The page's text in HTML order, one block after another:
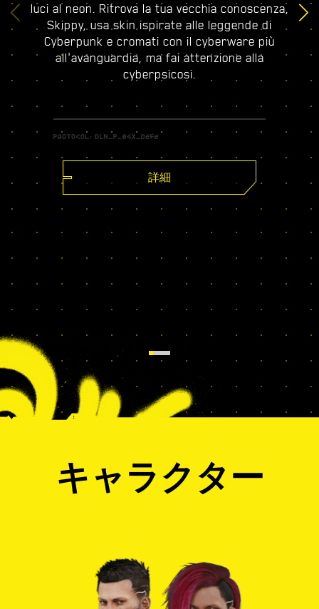
luci al neon. Ritrova la tua vecchia conoscenza,
Skippy, usa skin ispirate alle leggende di
Cyberpunk e cromati con il cyberware più
all'avanguardia, ma fai attenzione alla
cyberpsicosi.
詳細
キャラクター